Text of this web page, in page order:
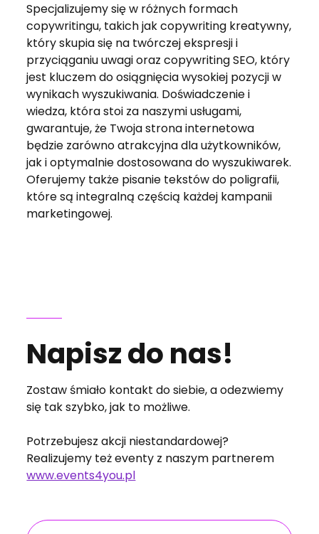
Specjalizujemy się w różnych formach
copywritingu, takich jak copywriting kreatywny,
który skupia się na twórczej ekspresji i
przyciąganiu uwagi oraz copywriting SEO, który
jest kluczem do osiągnięcia wysokiej pozycji w
wynikach wyszukiwania. Doświadczenie i
wiedza, która stoi za naszymi usługami,
gwarantuje, że Twoja strona internetowa
będzie zarówno atrakcyjna dla użytkowników,
jak i optymalnie dostosowana do wyszukiwarek.
Oferujemy także pisanie tekstów do poligrafii,
które są integralną częścią każdej kampanii
marketingowej.
Napisz do nas!
Zostaw śmiało kontakt do siebie, a odezwiemy
się tak szybko, jak to możliwe.
Potrzebujesz akcji niestandardowej?
Realizujemy też eventy z naszym partnerem
www.events4you.pl